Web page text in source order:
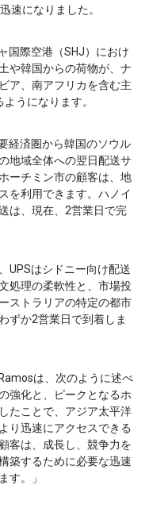
速になりました。
国際空港（SHJ）におけ
や韓国からの荷物が、ナ
ア、南アフリカを含む主
うになります。
経済圏から韓国のソウル
地域全体への翌日配送サ
ーチミン市の顧客は、地
を利用できます。ハノイ
は、現在、2営業日で完
UPSはシドニー向け配送
処理の柔軟性と、市場投
ストラリアの特定の都市
ずか2営業日で到着しま
は、次のように述べ
強化と、ピークとなるホ
たことで、アジア太平洋
り迅速にアクセスできる
客は、成長し、競争力を
築するために必要な迅速
す。」